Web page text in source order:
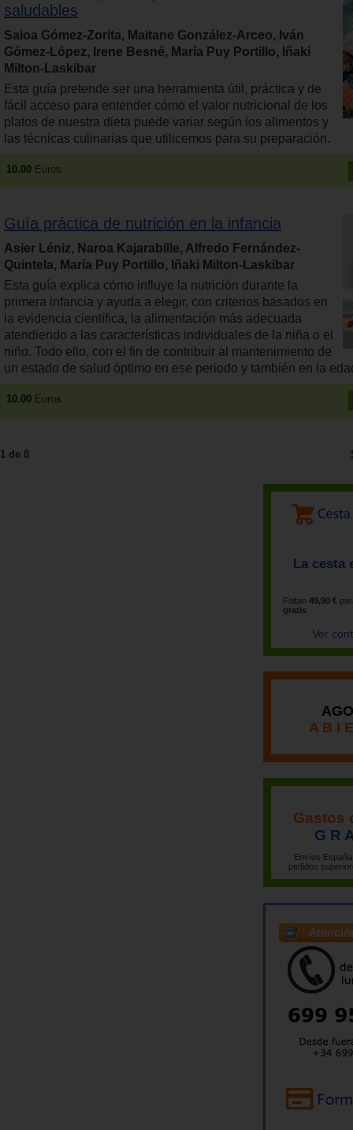
saludables
Saioa Gómez-Zorita, Maitane González-Arceo, Iván
Gómez-López, Irene Besné, María Puy Portillo, Iñaki
Milton-Laskibar
Esta guía pretende ser una herramienta útil, práctica y de
fácil acceso para entender cómo el valor nutricional de los
platos de nuestra dieta puede variar según los alimentos y
las técnicas culinarias que utilicemos para su preparación.
10.00 Euros
Guía práctica de nutrición en la infancia
Asier Léniz, Naroa Kajarabille, Alfredo Fernández-
Quintela, María Puy Portillo, Iñaki Milton-Laskibar
Esta guía explica cómo influye la nutrición durante la
primera infancia y ayuda a elegir, con criterios basados en
la evidencia científica, la alimentación más adecuada
atendiendo a las características individuales de la niña o el
niño. Todo ello, con el fin de contribuir al mantenimiento de
un estado de salud óptimo en ese periodo y también en la
10.00 Euros
1 de 8
La cesta
Faltan 49,90 €
gratis
Ver
A B I
Gastos
G R
Envíos
pedidos